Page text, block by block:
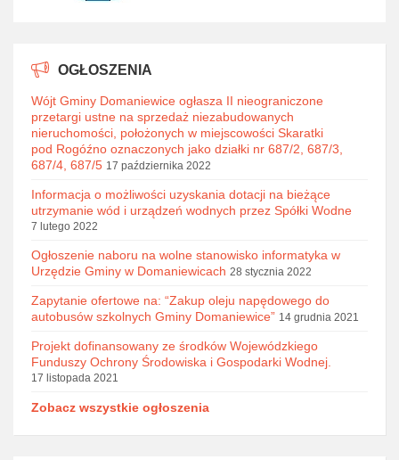
OGŁOSZENIA
Wójt Gminy Domaniewice ogłasza II nieograniczone
przetargi ustne na sprzedaż niezabudowanych
nieruchomości, położonych w miejscowości Skaratki
pod Rogóźno oznaczonych jako działki nr 687/2, 687/3,
687/4, 687/5 17 października 2022
Informacja o możliwości uzyskania dotacji na bieżące
utrzymanie wód i urządzeń wodnych przez Spółki Wodne
7 lutego 2022
Ogłoszenie naboru na wolne stanowisko informatyka w
Urzędzie Gminy w Domaniewicach 28 stycznia 2022
Zapytanie ofertowe na: “Zakup oleju napędowego do
autobusów szkolnych Gminy Domaniewice” 14 grudnia 2021
Projekt dofinansowany ze środków Wojewódzkiego
Funduszy Ochrony Środowiska i Gospodarki Wodnej.
17 listopada 2021
Zobacz wszystkie ogłoszenia